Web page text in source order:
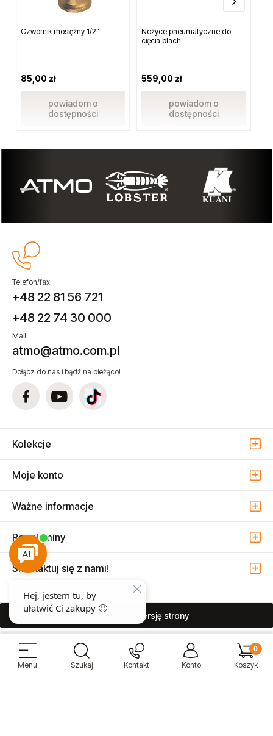
Czwórnik mosiężny 1/2"
85,00 zł
powiadom o
dostępności
Nożyce pneumatyczne do
cięcia blach
559,00 zł
powiadom o
dostępności
Telefon/fax
+48 22 81 56 721
+48 22 74 30 000
Mail
atmo@atmo.com.pl
Dołącz do nas i bądź na bieżąco!
Kolekcje
Moje konto
Ważne informacje
Regulaminy
Skontaktuj się z nami!
pokaż pełną wersję strony
Sprzedaż i serwis narzędzi pneumatycznych w Warszawie ul. Związkowa
15, 04-522 Warszawa ( Marysin Wawerski )
© 2026 Atmo Sp. z o.o. Wszelkie prawa zastrzeżone.